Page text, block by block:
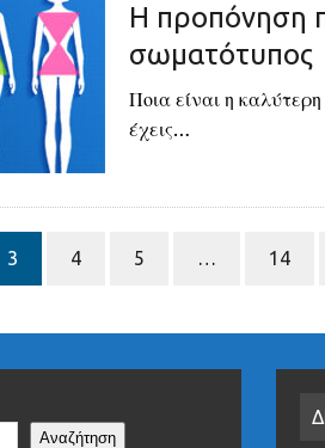
Η προπόνηση
σωματότυπος
Ποια είναι η
έχεις…
3 4 5 … 14
Αναζήτηση